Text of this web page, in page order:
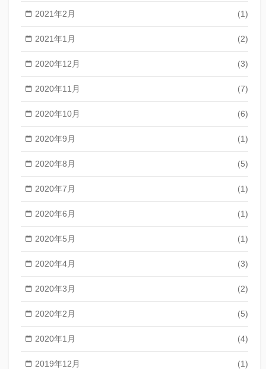
2021年2月 (1)
2021年1月 (2)
2020年12月 (3)
2020年11月 (7)
2020年10月 (6)
2020年9月 (1)
2020年8月 (5)
2020年7月 (1)
2020年6月 (1)
2020年5月 (1)
2020年4月 (3)
2020年3月 (2)
2020年2月 (5)
2020年1月 (4)
2019年12月 (1)